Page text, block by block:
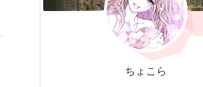
ちょこら